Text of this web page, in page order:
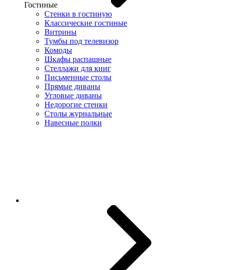
Гостиные
Стенки в гостиную
Классические гостиные
Витрины
Тумбы под телевизор
Комоды
Шкафы распашные
Стеллажи для книг
Письменные столы
Прямые диваны
Угловые диваны
Недорогие стенки
Столы журнальные
Навесные полки